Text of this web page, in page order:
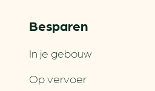
Besparen
In je gebouw
Op vervoer